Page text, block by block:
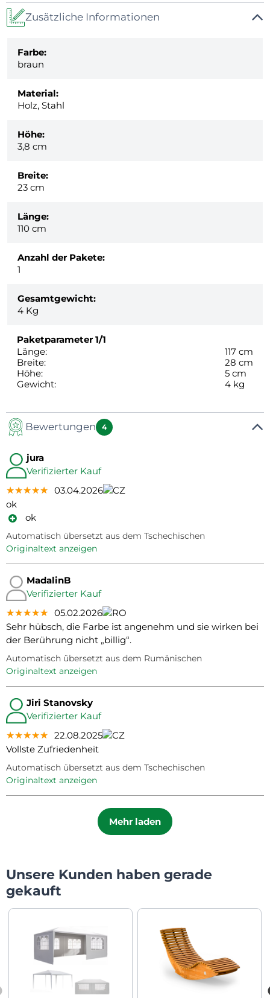
Zusätzliche Informationen
Farbe:
braun
Material:
Holz, Stahl
Höhe:
3,8 cm
Breite:
23 cm
Länge:
110 cm
Anzahl der Pakete:
1
Gesamtgewicht:
4 Kg
Paketparameter1/1
Länge:
117 cm
Breite:
28 cm
Höhe:
5 cm
Gewicht:
4 kg
Bewertungen 4
jura
Verifizierter Kauf
★★★★★
★★★★★
★★★★★ 03.04.2026
ok
ok
Automatisch übersetzt aus dem Tschechischen
Originaltext anzeigen
MadalinB
Verifizierter Kauf
★★★★★
★★★★★
★★★★★ 05.02.2026
Sehr hübsch, die Farbe ist angenehm und sie wirken bei
der Berührung nicht „billig“.
Automatisch übersetzt aus dem Rumänischen
Originaltext anzeigen
Jiri Stanovsky
Verifizierter Kauf
★★★★★
★★★★★
★★★★★ 22.08.2025
Vollste Zufriedenheit
Automatisch übersetzt aus dem Tschechischen
Originaltext anzeigen
Mehr laden
Unsere Kunden haben gerade
gekauft